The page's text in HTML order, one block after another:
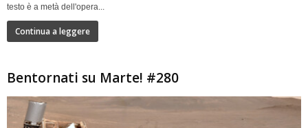
testo è a metà dell'opera...
Continua a leggere
Bentornati su Marte! #280